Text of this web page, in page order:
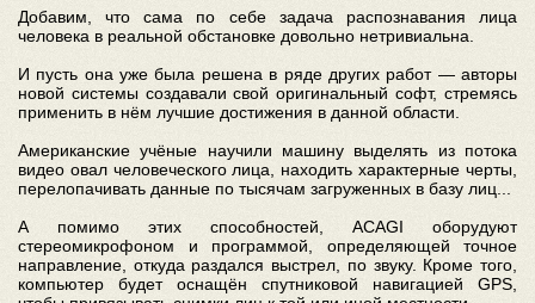
Добавим, что сама по себе задача распознавания лица
человека в реальной обстановке довольно нетривиальна.
И пусть она уже была решена в ряде других работ — авторы
новой системы создавали свой оригинальный софт, стремясь
применить в нём лучшие достижения в данной области.
Американские учёные научили машину выделять из потока
видео овал человеческого лица, находить характерные черты,
перелопачивать данные по тысячам загруженных в базу лиц...
А помимо этих способностей, ACAGI оборудуют
стереомикрофоном и программой, определяющей точное
направление, откуда раздался выстрел, по звуку. Кроме того,
компьютер будет оснащён спутниковой навигацией GPS,